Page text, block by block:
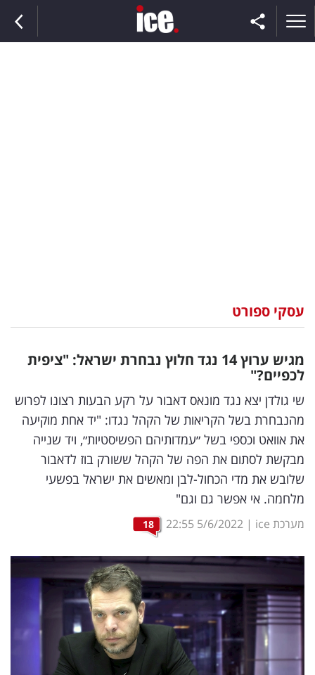
וצרכנות
דיגיטל
וטק
שיווק
ופרסום
משפט
מדדים
רכילות
עסקית
קריפטו
עסקי ספורט
מגיש ערוץ 14 נגד חלוץ נבחרת ישראל: "ציפית
לכפיים?"
שי גולדן יצא נגד מונאס דאבור על רקע הבעות רצונו לפרוש
מהנבחרת בשל הקריאות של הקהל נגדו: "יד אחת מוקיעה
את אוואט וכספי בשל ״עמדותיהם הפשיסטיות״, ויד שנייה
מבקשת לסתום את הפה של הקהל ששורק בוז לדאבור
שלובש את מדי הכחול-לבן ומאשים את ישראל בפשעי
מלחמה. אי אפשר גם וגם"
מערכת ice |
5/6/2022
22:55
18